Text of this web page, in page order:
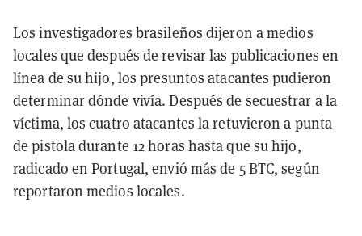
Los investigadores brasileños dijeron a medios
locales que después de revisar las publicaciones en
línea de su hijo, los presuntos atacantes pudieron
determinar dónde vivía. Después de secuestrar a la
víctima, los cuatro atacantes la retuvieron a punta
de pistola durante 12 horas hasta que su hijo,
radicado en Portugal, envió más de 5 BTC, según
reportaron medios locales.